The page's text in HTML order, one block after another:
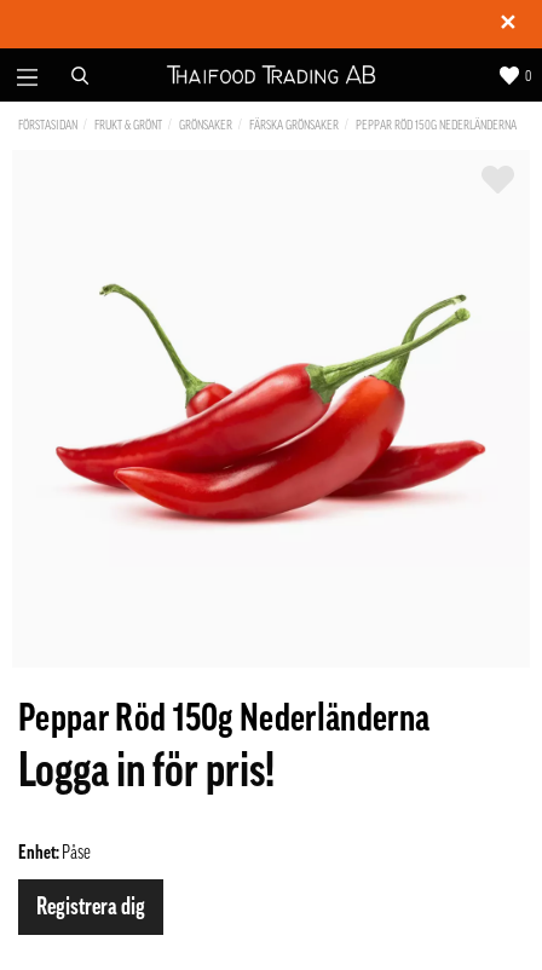
✕
0
FÖRSTASIDAN FRUKT & GRÖNT GRÖNSAKER FÄRSKA GRÖNSAKER PEPPAR RÖD 150G NEDERLÄNDERNA
Peppar Röd 150g Nederländerna
Logga in för pris!
Enhet: Påse
Registrera dig